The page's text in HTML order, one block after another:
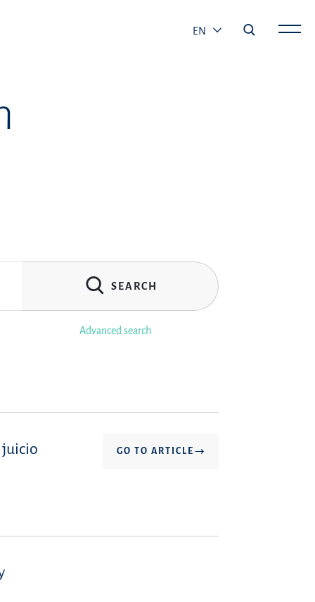
EN
SEARCH
Advanced search
juicio GO TO ARTICLE